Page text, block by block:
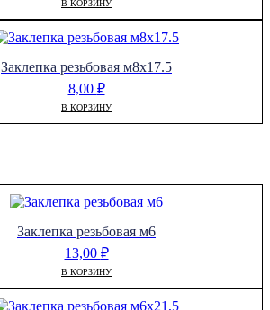
В КОРЗИНУ
Заклепка резьбовая м8х17.5
8,00 ₽
В КОРЗИНУ
Заклепка резьбовая м6
13,00 ₽
В КОРЗИНУ